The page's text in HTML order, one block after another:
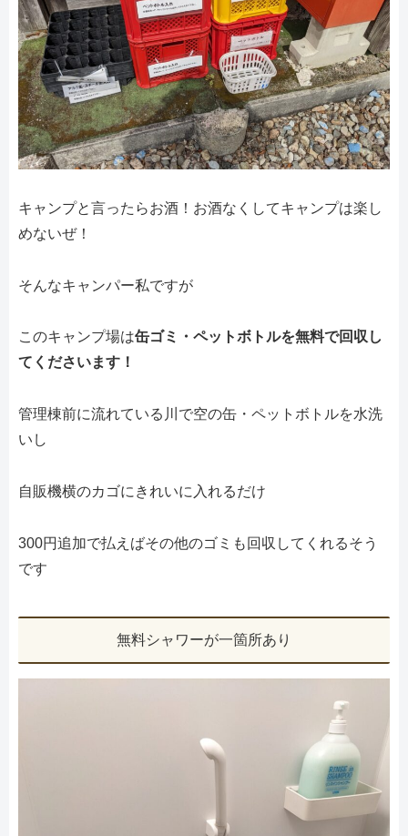
キャンプと言ったらお酒！お酒なくしてキャンプは楽し
めないぜ！
そんなキャンパー私ですが
このキャンプ場は缶ゴミ・ペットボトルを無料で回収し
てくださいます！
管理棟前に流れている川で空の缶・ペットボトルを水洗
いし
自販機横のカゴにきれいに入れるだけ
300円追加で払えばその他のゴミも回収してくれるそう
です
無料シャワーが一箇所あり